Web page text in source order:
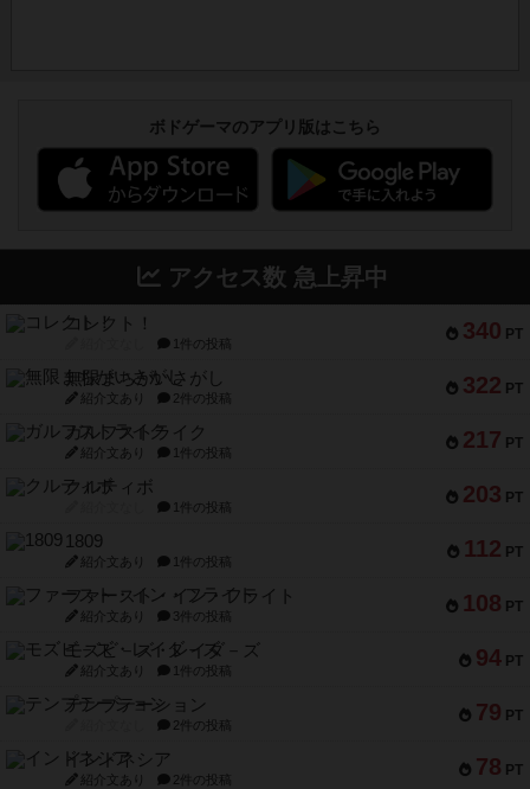
ボドゲーマのアプリ版はこちら
アクセス数 急上昇中
340 PT
コレクト！
1件の投稿
322 PT
無限まちがいさがし
紹介文あり 2件の投稿
217 PT
ガルフストライク
紹介文あり 1件の投稿
203 PT
クルティボ
1件の投稿
112 PT
1809
紹介文あり 1件の投稿
108 PT
ファースト・イン・フライト
紹介文あり 3件の投稿
94 PT
モズビ－ズ・レイダ－ズ
紹介文あり 1件の投稿
79 PT
テンプテーション
2件の投稿
78 PT
インドネシア
紹介文あり 2件の投稿